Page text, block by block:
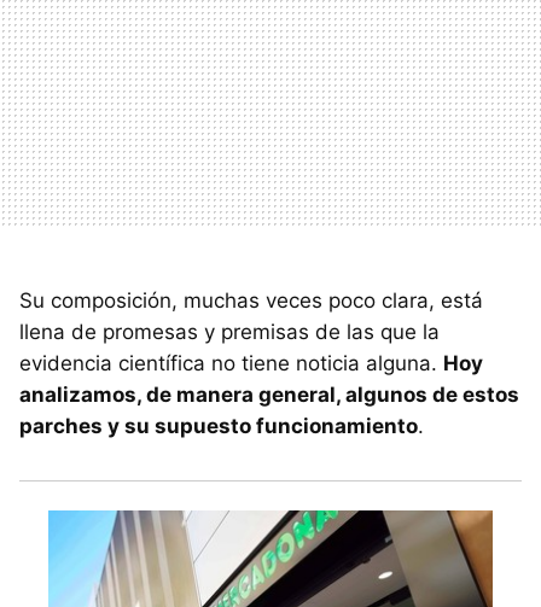
Su composición, muchas veces poco clara, está
llena de promesas y premisas de las que la
evidencia científica no tiene noticia alguna. Hoy
analizamos, de manera general, algunos de estos
parches y su supuesto funcionamiento.